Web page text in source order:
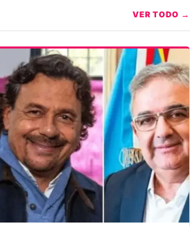
VER TODO →